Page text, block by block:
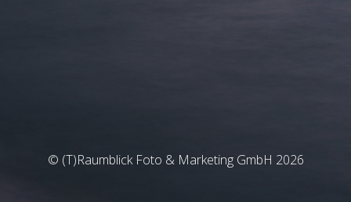
© (T)Raumblick Foto & Marketing GmbH 2026